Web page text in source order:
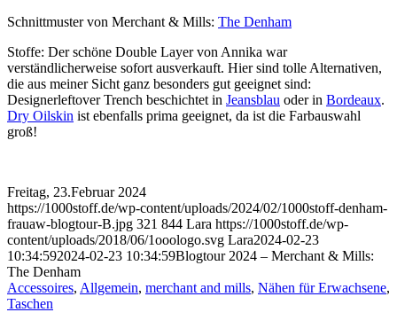
Schnittmuster von Merchant & Mills: The Denham
Stoffe: Der schöne Double Layer von Annika war
verständlicherweise sofort ausverkauft. Hier sind tolle Alternativen,
die aus meiner Sicht ganz besonders gut geeignet sind:
Designerleftover Trench beschichtet in Jeansblau oder in Bordeaux.
Dry Oilskin ist ebenfalls prima geeignet, da ist die Farbauswahl
groß!
Freitag, 23.Februar 2024
https://1000stoff.de/wp-content/uploads/2024/02/1000stoff-denham-
frauaw-blogtour-B.jpg 321 844 Lara https://1000stoff.de/wp-
content/uploads/2018/06/1ooologo.svg Lara2024-02-23
10:34:592024-02-23 10:34:59Blogtour 2024 – Merchant & Mills:
The Denham
Accessoires, Allgemein, merchant and mills, Nähen für Erwachsene,
Taschen